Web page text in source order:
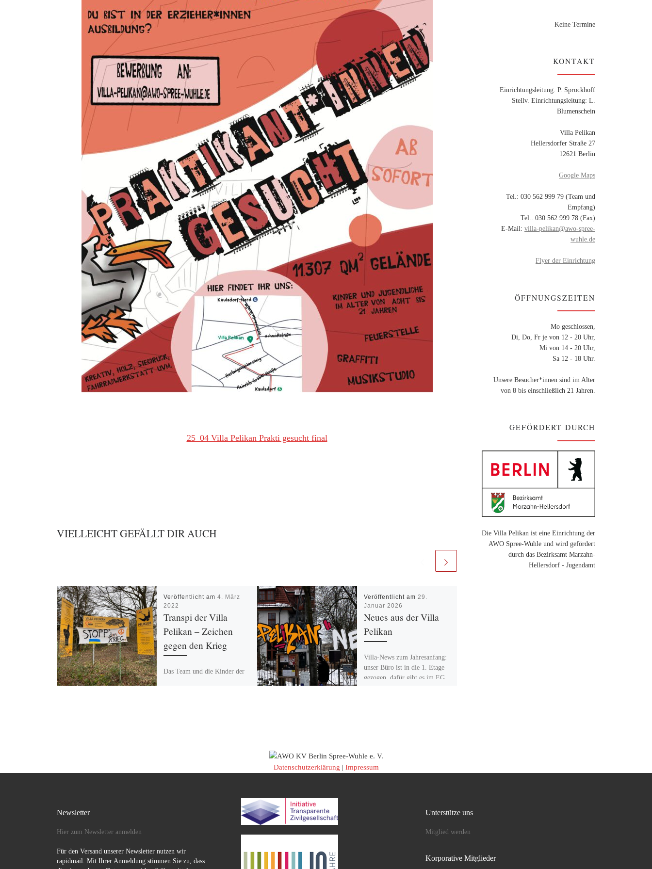
25_04 Villa Pelikan Prakti gesucht final
VIELLEICHT GEFÄLLT DIR AUCH
Veröffentlicht am4. März
2022
Transpi der Villa
Pelikan – Zeichen
gegen den Krieg
Das Team und die Kinder der
Veröffentlicht am 29.
Januar 2026
Neues aus der Villa
Pelikan
Villa-News zum Jahresanfang:
unser Büro ist in die 1. Etage
gezogen, dafür gibt es im EG
Keine Termine
KONTAKT
Einrichtungsleitung: P. Sprockhoff
Stellv. Einrichtungsleitung: L.
Blumenschein
Villa Pelikan
Hellersdorfer Straße 27
12621 Berlin
Google Maps
Tel.: 030 562 999 79 (Team und
Empfang)
Tel.: 030 562 999 78 (Fax)
E-Mail: villa-pelikan@awo-spree-
wuhle.de
Flyer der Einrichtung
ÖFFNUNGSZEITEN
Mo geschlossen,
Di, Do, Fr je von 12 - 20 Uhr,
Mi von 14 - 20 Uhr,
Sa 12 - 18 Uhr.
Unsere Besucher*innen sind im Alter
von 8 bis einschließlich 21 Jahren.
GEFÖRDERT DURCH
Die Villa Pelikan ist eine Einrichtung der
AWO Spree-Wuhle und wird gefördert
durch das Bezirksamt Marzahn-
Hellersdorf - Jugendamt
Datenschutzerklärung | Impressum
Newsletter
Hier zum Newsletter anmelden
Für den Versand unserer Newsletter nutzen wir
rapidmail. Mit Ihrer Anmeldung stimmen Sie zu, dass
Unterstütze uns
Mitglied werden
Korporative Mitglieder